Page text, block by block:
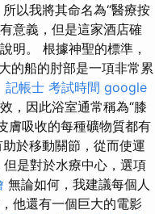
以我將其命名為“醫療按
意義，但是這家酒店確
明。 根據神聖的標準，
的船的肘部是一項非常累
記帳士 考試時間 google
，因此浴室通常稱為“膝
膚吸收的每種礦物質都有
於移動關節，從而使運
是對於水療中心，選項
無論如何，我建議每個人
他還有一個巨大的電影